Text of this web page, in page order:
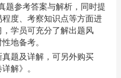
题参考答案与解析，同时提
度、考察知识点等方面进
学员可充分了解出题风
地备考。
题及详解，可另外购买
解》。